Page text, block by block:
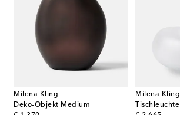
Milena Kling
Deko-Objekt Medium
Milena Kling